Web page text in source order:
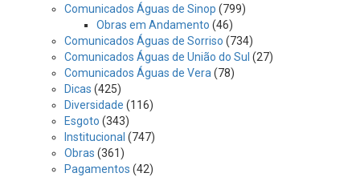
Comunicados Águas de Sinop (799)
Obras em Andamento (46)
Comunicados Águas de Sorriso (734)
Comunicados Águas de União do Sul (27)
Comunicados Águas de Vera (78)
Dicas (425)
Diversidade (116)
Esgoto (343)
Institucional (747)
Obras (361)
Pagamentos (42)